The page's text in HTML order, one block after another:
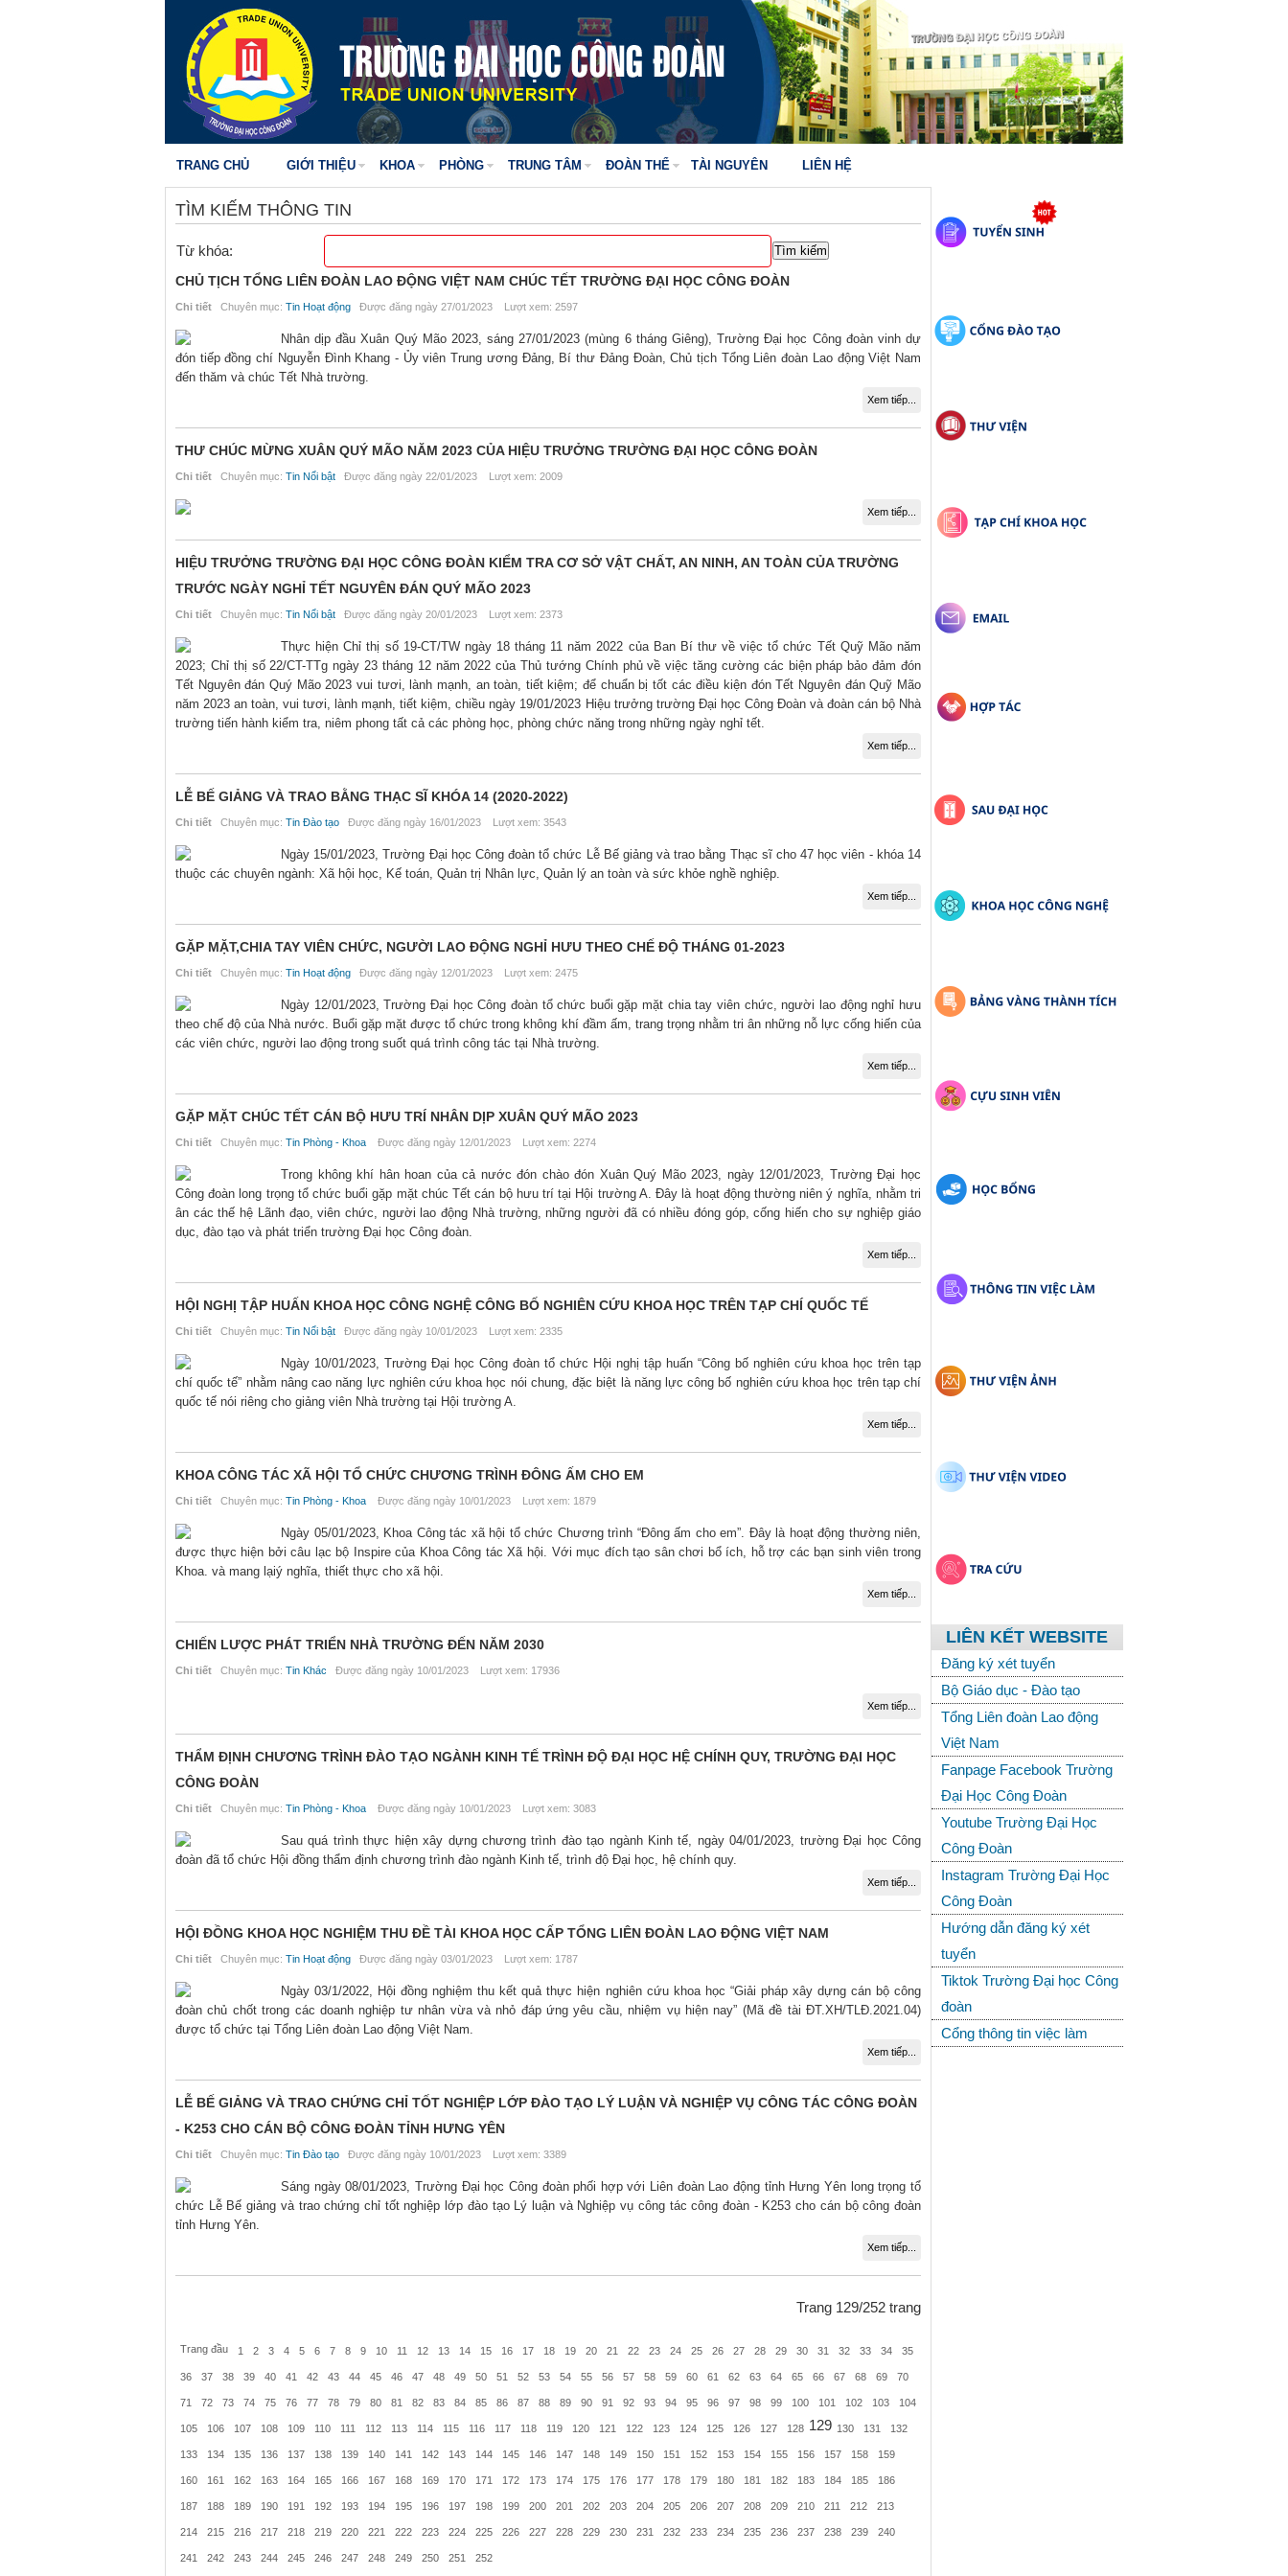
TRANG CHỦ GIỚI THIỆU KHOA PHÒNG TRUNG TÂM ĐOÀN THỂ TÀI NGUYÊN LIÊN HỆ
TÌM KIẾM THÔNG TIN
Từ khóa:
CHỦ TỊCH TỔNG LIÊN ĐOÀN LAO ĐỘNG VIỆT NAM CHÚC TẾT TRƯỜNG ĐẠI HỌC CÔNG ĐOÀN
Chi tiết Chuyên mục: Tin Hoạt động Được đăng ngày 27/01/2023 Lượt xem: 2597
Nhân dịp đầu Xuân Quý Mão 2023, sáng 27/01/2023 (mùng 6 tháng Giêng), Trường Đại học Công đoàn vinh dự
đón tiếp đồng chí Nguyễn Đình Khang - Ủy viên Trung ương Đảng, Bí thư Đảng Đoàn, Chủ tịch Tổng Liên đoàn Lao động Việt Nam
đến thăm và chúc Tết Nhà trường.
Xem tiếp...
THƯ CHÚC MỪNG XUÂN QUÝ MÃO NĂM 2023 CỦA HIỆU TRƯỞNG TRƯỜNG ĐẠI HỌC CÔNG ĐOÀN
Chi tiết Chuyên mục: Tin Nổi bật Được đăng ngày 22/01/2023 Lượt xem: 2009
Xem tiếp...
HIỆU TRƯỞNG TRƯỜNG ĐẠI HỌC CÔNG ĐOÀN KIỂM TRA CƠ SỞ VẬT CHẤT, AN NINH, AN TOÀN CỦA TRƯỜNG
TRƯỚC NGÀY NGHỈ TẾT NGUYÊN ĐÁN QUÝ MÃO 2023
Chi tiết Chuyên mục: Tin Nổi bật Được đăng ngày 20/01/2023 Lượt xem: 2373
Thực hiện Chỉ thị số 19-CT/TW ngày 18 tháng 11 năm 2022 của Ban Bí thư về việc tổ chức Tết Quỹ Mão năm
2023; Chỉ thị số 22/CT-TTg ngày 23 tháng 12 năm 2022 của Thủ tướng Chính phủ về việc tăng cường các biện pháp bảo đảm đón
Tết Nguyên đán Quý Mão 2023 vui tươi, lành mạnh, an toàn, tiết kiệm; để chuẩn bị tốt các điều kiện đón Tết Nguyên đán Quỹ Mão
năm 2023 an toàn, vui tươi, lành mạnh, tiết kiệm, chiều ngày 19/01/2023 Hiệu trưởng trường Đại học Công Đoàn và đoàn cán bộ Nhà
trường tiến hành kiểm tra, niêm phong tất cả các phòng học, phòng chức năng trong những ngày nghỉ tết.
Xem tiếp...
LỄ BẾ GIẢNG VÀ TRAO BẰNG THẠC SĨ KHÓA 14 (2020-2022)
Chi tiết Chuyên mục: Tin Đào tạo Được đăng ngày 16/01/2023 Lượt xem: 3543
Ngày 15/01/2023, Trường Đại học Công đoàn tổ chức Lễ Bế giảng và trao bằng Thạc sĩ cho 47 học viên - khóa 14
thuộc các chuyên ngành: Xã hội học, Kế toán, Quản trị Nhân lực, Quản lý an toàn và sức khỏe nghề nghiệp.
Xem tiếp...
GẶP MẶT,CHIA TAY VIÊN CHỨC, NGƯỜI LAO ĐỘNG NGHỈ HƯU THEO CHẾ ĐỘ THÁNG 01-2023
Chi tiết Chuyên mục: Tin Hoạt động Được đăng ngày 12/01/2023 Lượt xem: 2475
Ngày 12/01/2023, Trường Đại học Công đoàn tổ chức buổi gặp mặt chia tay viên chức, người lao động nghỉ hưu
theo chế độ của Nhà nước. Buổi gặp mặt được tổ chức trong không khí đầm ấm, trang trọng nhằm tri ân những nỗ lực cống hiến của
các viên chức, người lao động trong suốt quá trình công tác tại Nhà trường.
Xem tiếp...
GẶP MẶT CHÚC TẾT CÁN BỘ HƯU TRÍ NHÂN DỊP XUÂN QUÝ MÃO 2023
Chi tiết Chuyên mục: Tin Phòng - Khoa Được đăng ngày 12/01/2023 Lượt xem: 2274
Trong không khí hân hoan của cả nước đón chào đón Xuân Quý Mão 2023, ngày 12/01/2023, Trường Đại học
Công đoàn long trọng tổ chức buổi gặp mặt chúc Tết cán bộ hưu trí tại Hội trường A. Đây là hoạt động thường niên ý nghĩa, nhằm tri
ân các thế hệ Lãnh đạo, viên chức, người lao động Nhà trường, những người đã có nhiều đóng góp, cống hiến cho sự nghiệp giáo
dục, đào tạo và phát triển trường Đại học Công đoàn.
Xem tiếp...
HỘI NGHỊ TẬP HUẤN KHOA HỌC CÔNG NGHỆ CÔNG BỐ NGHIÊN CỨU KHOA HỌC TRÊN TẠP CHÍ QUỐC TẾ
Chi tiết Chuyên mục: Tin Nổi bật Được đăng ngày 10/01/2023 Lượt xem: 2335
Ngày 10/01/2023, Trường Đại học Công đoàn tổ chức Hội nghị tập huấn “Công bố nghiên cứu khoa học trên tạp
chí quốc tế” nhằm nâng cao năng lực nghiên cứu khoa học nói chung, đặc biệt là năng lực công bố nghiên cứu khoa học trên tạp chí
quốc tế nói riêng cho giảng viên Nhà trường tại Hội trường A.
Xem tiếp...
KHOA CÔNG TÁC XÃ HỘI TỔ CHỨC CHƯƠNG TRÌNH ĐÔNG ẤM CHO EM
Chi tiết Chuyên mục: Tin Phòng - Khoa Được đăng ngày 10/01/2023 Lượt xem: 1879
Ngày 05/01/2023, Khoa Công tác xã hội tổ chức Chương trình “Đông ấm cho em”. Đây là hoạt động thường niên,
được thực hiện bởi câu lạc bộ Inspire của Khoa Công tác Xã hội. Với mục đích tạo sân chơi bổ ích, hỗ trợ các bạn sinh viên trong
Khoa. và mang lạiý nghĩa, thiết thực cho xã hội.
Xem tiếp...
CHIẾN LƯỢC PHÁT TRIỂN NHÀ TRƯỜNG ĐẾN NĂM 2030
Chi tiết Chuyên mục: Tin Khác Được đăng ngày 10/01/2023 Lượt xem: 17936
Xem tiếp...
THẨM ĐỊNH CHƯƠNG TRÌNH ĐÀO TẠO NGÀNH KINH TẾ TRÌNH ĐỘ ĐẠI HỌC HỆ CHÍNH QUY, TRƯỜNG ĐẠI HỌC
CÔNG ĐOÀN
Chi tiết Chuyên mục: Tin Phòng - Khoa Được đăng ngày 10/01/2023 Lượt xem: 3083
Sau quá trình thực hiện xây dựng chương trình đào tạo ngành Kinh tế, ngày 04/01/2023, trường Đại học Công
đoàn đã tổ chức Hội đồng thẩm định chương trình đào ngành Kinh tế, trình độ Đại học, hệ chính quy.
Xem tiếp...
HỘI ĐỒNG KHOA HỌC NGHIỆM THU ĐỀ TÀI KHOA HỌC CẤP TỔNG LIÊN ĐOÀN LAO ĐỘNG VIỆT NAM
Chi tiết Chuyên mục: Tin Hoạt động Được đăng ngày 03/01/2023 Lượt xem: 1787
Ngày 03/1/2022, Hội đồng nghiệm thu kết quả thực hiện nghiên cứu khoa học “Giải pháp xây dựng cán bộ công
đoàn chủ chốt trong các doanh nghiệp tư nhân vừa và nhỏ đáp ứng yêu cầu, nhiệm vụ hiện nay” (Mã đề tài ĐT.XH/TLĐ.2021.04)
được tổ chức tại Tổng Liên đoàn Lao động Việt Nam.
Xem tiếp...
LỄ BẾ GIẢNG VÀ TRAO CHỨNG CHỈ TỐT NGHIỆP LỚP ĐÀO TẠO LÝ LUẬN VÀ NGHIỆP VỤ CÔNG TÁC CÔNG ĐOÀN
- K253 CHO CÁN BỘ CÔNG ĐOÀN TỈNH HƯNG YÊN
Chi tiết Chuyên mục: Tin Đào tạo Được đăng ngày 10/01/2023 Lượt xem: 3389
Sáng ngày 08/01/2023, Trường Đại học Công đoàn phối hợp với Liên đoàn Lao động tỉnh Hưng Yên long trọng tổ
chức Lễ Bế giảng và trao chứng chỉ tốt nghiệp lớp đào tạo Lý luận và Nghiệp vụ công tác công đoàn - K253 cho cán bộ công đoàn
tỉnh Hưng Yên.
Xem tiếp...
Trang 129/252 trang
Trang đầu 1 2 3 4 5 6 7 8 9 10 11 12 13 14 15 16 17 18 19 20 21 22 23 24 25 26 27 28 29 30 31 32 33 34 35
36 37 38 39 40 41 42 43 44 45 46 47 48 49 50 51 52 53 54 55 56 57 58 59 60 61 62 63 64 65 66 67 68 69 70
71 72 73 74 75 76 77 78 79 80 81 82 83 84 85 86 87 88 89 90 91 92 93 94 95 96 97 98 99 100 101 102 103 104
105 106 107 108 109 110 111 112 113 114 115 116 117 118 119 120 121 122 123 124 125 126 127 128 129 130 131 132
133 134 135 136 137 138 139 140 141 142 143 144 145 146 147 148 149 150 151 152 153 154 155 156 157 158 159
160 161 162 163 164 165 166 167 168 169 170 171 172 173 174 175 176 177 178 179 180 181 182 183 184 185 186
187 188 189 190 191 192 193 194 195 196 197 198 199 200 201 202 203 204 205 206 207 208 209 210 211 212 213
214 215 216 217 218 219 220 221 222 223 224 225 226 227 228 229 230 231 232 233 234 235 236 237 238 239 240
241 242 243 244 245 246 247 248 249 250 251 252
LIÊN KẾT WEBSITE
Đăng ký xét tuyển
Bộ Giáo dục - Đào tạo
Tổng Liên đoàn Lao động
Việt Nam
Fanpage Facebook Trường
Đại Học Công Đoàn
Youtube Trường Đại Học
Công Đoàn
Instagram Trường Đại Học
Công Đoàn
Hướng dẫn đăng ký xét
tuyển
Tiktok Trường Đại học Công
đoàn
Cổng thông tin việc làm